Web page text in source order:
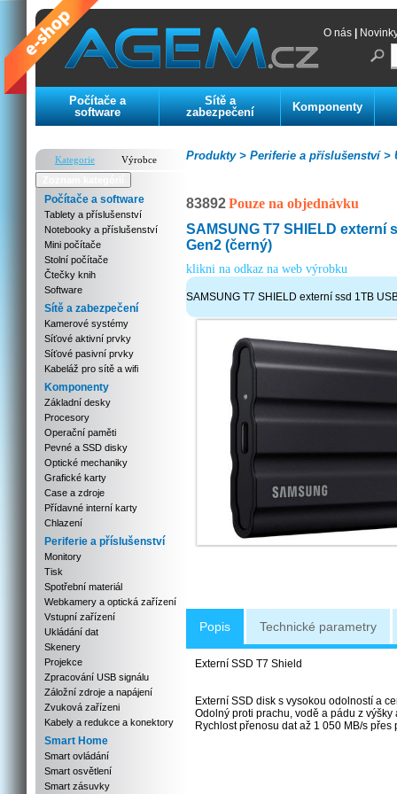
O nás
Počítače a
software
Sítě a
zabezpečení
Komponenty
Kategorie
Výrobce
Počítače a software
Tablety a příslušenství
Notebooky a příslušenství
Mini počítače
Stolní počítače
Čtečky knih
Software
Sítě a zabezpečení
Kamerové systémy
Síťové aktivní prvky
Síťové pasivní prvky
Kabeláž pro sítě a wifi
Komponenty
Základní desky
Procesory
Operační paměti
Pevné a SSD disky
Optické mechaniky
Grafické karty
Case a zdroje
Přídavné interní karty
Chlazení
Periferie a příslušenství
Monitory
Tisk
Spotřební materiál
Webkamery a optická zařízení
Vstupní zařízení
Ukládání dat
Skenery
Projekce
Zpracování USB signálu
Záložní zdroje a napájení
Zvuková zařízeni
Kabely a redukce a konektory
Smart Home
Smart ovládání
Smart osvětlení
Smart zásuvky
Periferie a příslušenství >
Produkty >
83892Pouze na objednávku
SAMSUNG T7 SHIELD externí
Gen2 (černý)
klikni na odkaz na web výrobku
SAMSUNG T7 SHIELD externí ssd 1TB
Popis Technické parametry
Externí SSD T7 Shield
Externí SSD disk s vysokou odolností a
Odolný proti prachu, vodě a pádu z výšky
Rychlost přenosu dat až 1 050 MB/s